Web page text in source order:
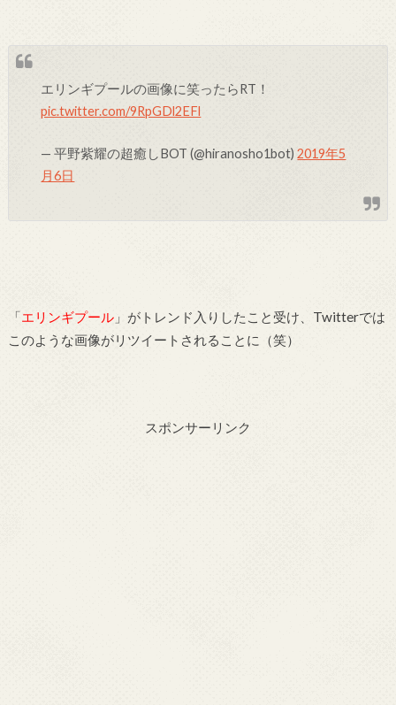
エリンギプールの画像に笑ったらRT！
pic.twitter.com/9RpGDl2EFl
— 平野紫耀の超癒しBOT (@hiranosho1bot)2019年5
月6日
「エリンギプール」がトレンド入りしたこと受け、Twitterでは
このような画像がリツイートされることに（笑）
スポンサーリンク